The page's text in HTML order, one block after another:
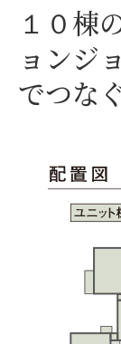
１０棟
ョンジ
でつな